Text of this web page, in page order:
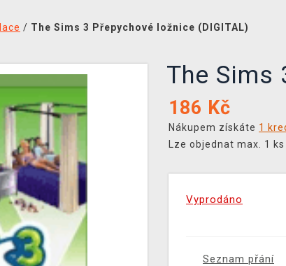
/ The Sims 3 Přepychové ložnice (DIGITAL)
The Sims
186 Kč
Nákupem získáte 1
Lze objednat max. 1
Vyprodáno
Seznam přání